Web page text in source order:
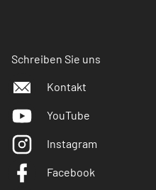
Schreiben Sie uns
Kontakt
YouTube
Instagram
Facebook